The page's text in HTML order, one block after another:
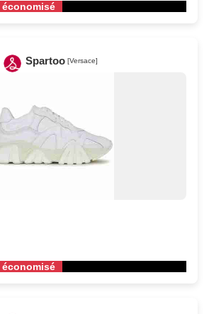
économisé
Spartoo [Versace]
économisé